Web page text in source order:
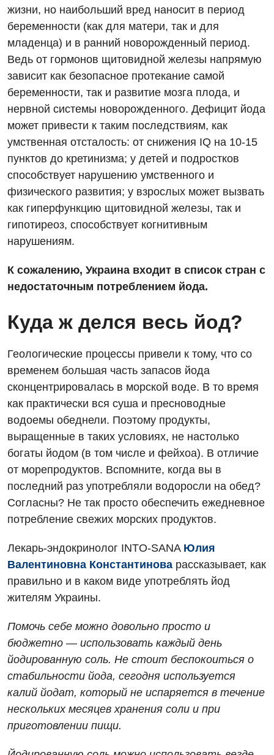
Вакансии
Мероприятия БПР
Интернатура
Энциклопедия
Отзывы
Видео
Диагностика
Диагностическое отделение
Инструментальная диагностика
Рентгенография
УЗИ
Эндоскопическое отделение
Для взрослых
Акушерство и гинекология
Аллергология, иммунология
Андрология
Бесплатные услуги
Вакцинация
Гастроэнтерология
Гематология
Дерматовенерология
Диетология
Маммология
Медицинская психология
Неврология
Онкологическое отделение
Ортопедия и травматология
Национальный скрининг здоровья 40+
Русский
жизни, но наибольший вред наносит в период
беременности (как для матери, так и для
младенца) и в ранний новорожденный период.
Ведь от гормонов щитовидной железы напрямую
зависит как безопасное протекание самой
беременности, так и развитие мозга плода, и
нервной системы новорожденного. Дефицит йода
может привести к таким последствиям, как
умственная отсталость: от снижения IQ на 10-15
пунктов до кретинизма; у детей и подростков
способствует нарушению умственного и
физического развития; у взрослых может вызвать
как гиперфункцию щитовидной железы, так и
гипотиреоз, способствует когнитивным
нарушениям.
К сожалению, Украина входит в список стран с
недостаточным потреблением йода.
Куда ж делся весь йод?
Геологические процессы привели к тому, что со
временем большая часть запасов йода
сконцентрировалась в морской воде. В то время
как практически вся суша и пресноводные
водоемы обеднели. Поэтому продукты,
выращенные в таких условиях, не настолько
богаты йодом (в том числе и фейхоа). В отличие
от морепродуктов. Вспомните, когда вы в
последний раз употребляли водоросли на обед?
Согласны? Не так просто обеспечить ежедневное
потребление свежих морских продуктов.
Лекарь-эндокринолог INTO-SANA Юлия
Валентиновна Константинова рассказывает, как
правильно и в каком виде употреблять йод
жителям Украины.
Помочь себе можно довольно просто и
бюджетно — использовать каждый день
йодированную соль. Не стоит беспокоиться о
стабильности йода, сегодня используется
калий йодат, который не испаряется в течение
нескольких месяцев хранения соли и при
приготовлении пищи.